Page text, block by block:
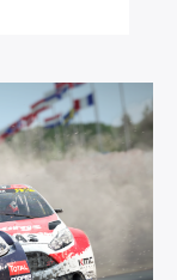
×